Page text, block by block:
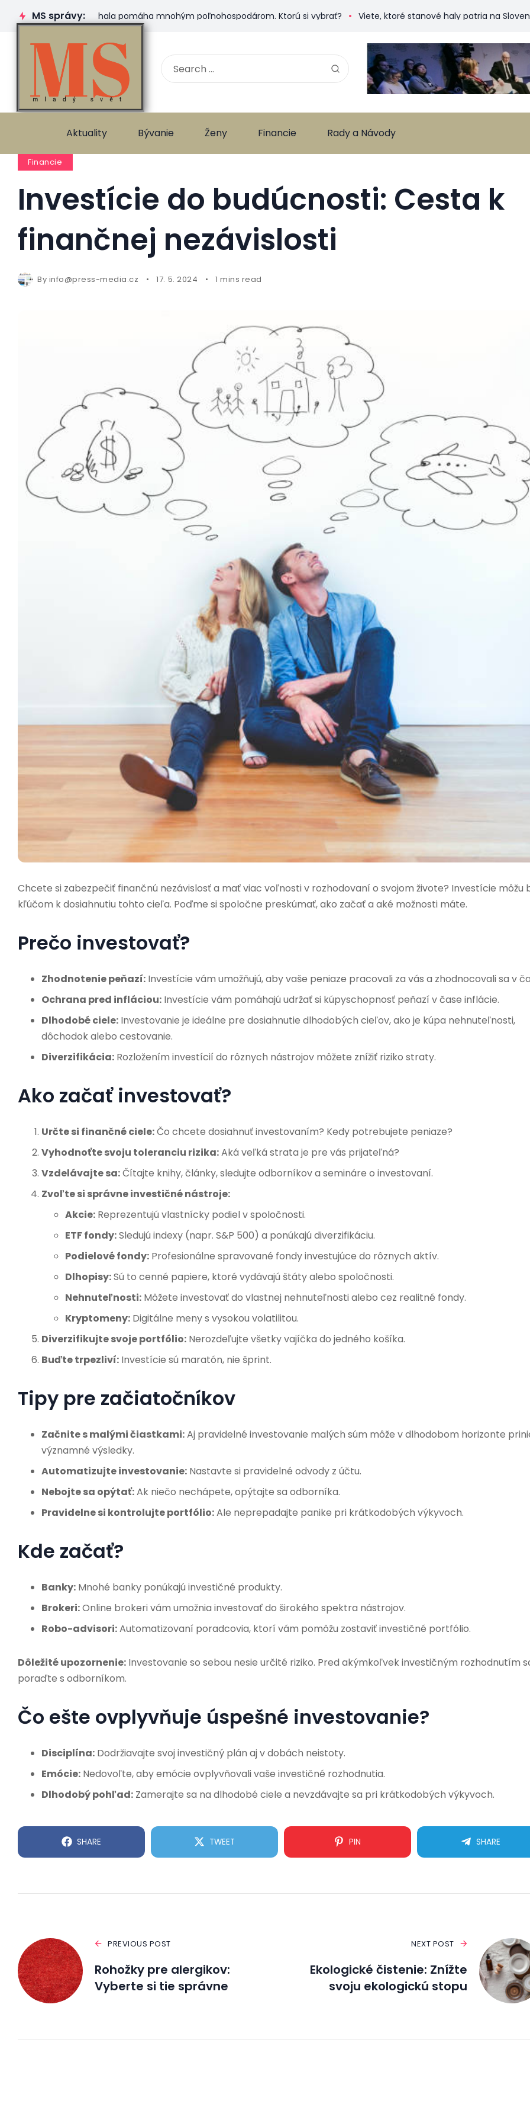
MS správy:
Plachtová hala pomáha mnohým poľnohospodárom. Ktorú si vybrať? Viete, ktoré stanové haly patria na Slovensku k
Aktuality Bývanie Ženy Financie Rady a Návody
Financie
Investície do budúcnosti: Cesta k
finančnej nezávislosti
By info@press-media.cz 17. 5. 2024 1 mins read
Chcete si zabezpečiť finančnú nezávislosť a mať viac voľnosti v rozhodovaní o svojom živote? Investície môžu
kľúčom k dosiahnutiu tohto cieľa. Poďme si spoločne preskúmať, ako začať a aké možnosti máte.
Prečo investovať?
Zhodnotenie peňazí: Investície vám umožňujú, aby vaše peniaze pracovali za vás a zhodnocovali sa v
Ochrana pred infláciou: Investície vám pomáhajú udržať si kúpyschopnosť peňazí v čase inflácie.
Dlhodobé ciele: Investovanie je ideálne pre dosiahnutie dlhodobých cieľov, ako je kúpa nehnuteľnosti,
dôchodok alebo cestovanie.
Diverzifikácia: Rozložením investícií do rôznych nástrojov môžete znížiť riziko straty.
Ako začať investovať?
Určte si finančné ciele:Čo chcete dosiahnuť investovaním? Kedy potrebujete peniaze?
Vyhodnoťte svoju toleranciu rizika:Aká veľká strata je pre vás prijateľná?
Vzdelávajte sa:Čítajte knihy, články, sledujte odborníkov a semináre o investovaní.
Zvoľte si správne investičné nástroje:
Akcie: Reprezentujú vlastnícky podiel v spoločnosti.
ETF fondy:Sledujú indexy (napr. S&P 500) a ponúkajú diverzifikáciu.
Podielové fondy: Profesionálne spravované fondy investujúce do rôznych aktív.
Dlhopisy:Sú to cenné papiere, ktoré vydávajú štáty alebo spoločnosti.
Nehnuteľnosti: Môžete investovať do vlastnej nehnuteľnosti alebo cez realitné fondy.
Kryptomeny: Digitálne meny s vysokou volatilitou.
Diverzifikujte svoje portfólio: Nerozdeľujte všetky vajíčka do jedného košíka.
Buďte trpezliví: Investície sú maratón, nie šprint.
Tipy pre začiatočníkov
Začnite s malými čiastkami:Aj pravidelné investovanie malých súm môže v dlhodobom horizonte
významné výsledky.
Automatizujte investovanie: Nastavte si pravidelné odvody z účtu.
Nebojte sa opýtať:Ak niečo nechápete, opýtajte sa odborníka.
Pravidelne si kontrolujte portfólio:Ale neprepadajte panike pri krátkodobých výkyvoch.
Kde začať?
Banky: Mnohé banky ponúkajú investičné produkty.
Brokeri:Online brokeri vám umožnia investovať do širokého spektra nástrojov.
Robo-advisori:Automatizovaní poradcovia, ktorí vám pomôžu zostaviť investičné portfólio.
Dôležité upozornenie: Investovanie so sebou nesie určité riziko. Pred akýmkoľvek investičným rozhodnutím
poraďte s odborníkom.
Čo ešte ovplyvňuje úspešné investovanie?
Disciplína: Dodržiavajte svoj investičný plán aj v dobách neistoty.
Emócie: Nedovoľte, aby emócie ovplyvňovali vaše investičné rozhodnutia.
Dlhodobý pohľad: Zamerajte sa na dlhodobé ciele a nevzdávajte sa pri krátkodobých výkyvoch.
SHARE TWEET PIN SHARE
PREVIOUS POST
Rohožky pre alergikov:
Vyberte si tie správne
NEXT POST
Ekologické čistenie: Znížte
svoju ekologickú stopu